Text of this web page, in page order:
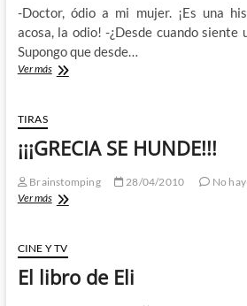
-Doctor, ódio a mi mujer. ¡Es una
acosa, la odio! -¿Desde cuando siente
Supongo que desde…
Ver másCommand
os
como
la
odio…
TIRAS
¡¡¡GRECIA SE HUNDE!!!
Brainstomping 28/04/2010
No
Ver más¡¡¡GRECIA
CINE Y TV
El libro de Eli